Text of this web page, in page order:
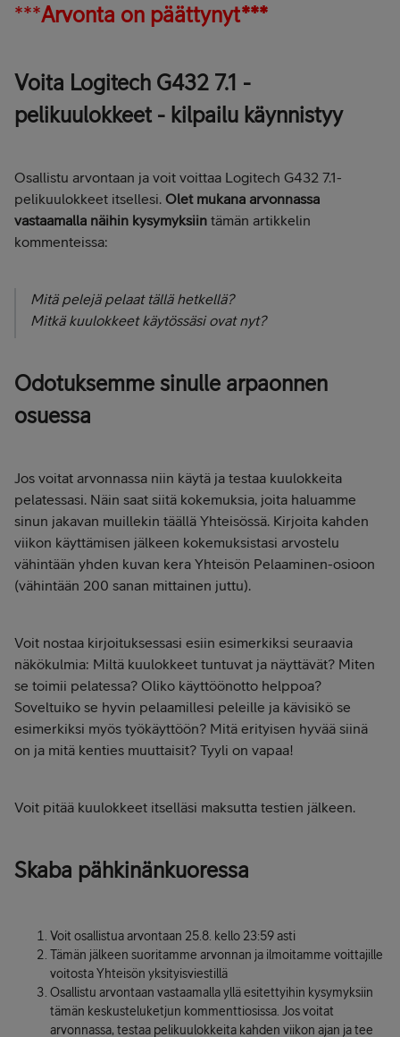
***Arvonta on päättynyt***
Voita Logitech G432 7.1 -
pelikuulokkeet - kilpailu käynnistyy
Osallistu arvontaan ja voit voittaa Logitech G432 7.1-
pelikuulokkeet itsellesi. Olet mukana arvonnassa
vastaamalla näihin kysymyksiin tämän artikkelin
kommenteissa:
Mitä pelejä pelaat tällä hetkellä?
Mitkä kuulokkeet käytössäsi ovat nyt?
Odotuksemme sinulle arpaonnen
osuessa
Jos voitat arvonnassa niin käytä ja testaa kuulokkeita
pelatessasi. Näin saat siitä kokemuksia, joita haluamme
sinun jakavan muillekin täällä Yhteisössä. Kirjoita kahden
viikon käyttämisen jälkeen kokemuksistasi arvostelu
vähintään yhden kuvan kera Yhteisön Pelaaminen-osioon
(vähintään 200 sanan mittainen juttu).
Voit nostaa kirjoituksessasi esiin esimerkiksi seuraavia
näkökulmia: Miltä kuulokkeet tuntuvat ja näyttävät? Miten
se toimii pelatessa? Oliko käyttöönotto helppoa?
Soveltuiko se hyvin pelaamillesi peleille ja kävisikö se
esimerkiksi myös työkäyttöön? Mitä erityisen hyvää siinä
on ja mitä kenties muuttaisit? Tyyli on vapaa!
Voit pitää kuulokkeet itselläsi maksutta testien jälkeen.
Skaba pähkinänkuoressa
Voit osallistua arvontaan 25.8. kello 23:59 asti
Tämän jälkeen suoritamme arvonnan ja ilmoitamme voittajille
voitosta Yhteisön yksityisviestillä
Osallistu arvontaan vastaamalla yllä esitettyihin kysymyksiin
tämän keskusteluketjun kommenttiosissa. Jos voitat
arvonnassa, testaa pelikuulokkeita kahden viikon ajan ja tee